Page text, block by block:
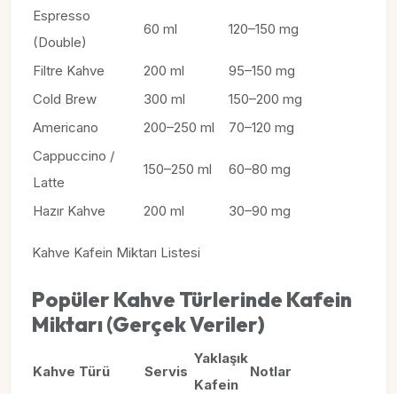
Espresso
(Double)
60 ml 120–150 mg
Filtre Kahve 200 ml
95–150 mg
Cold Brew
300 ml
150–200 mg
Americano
200–250 ml
70–120 mg
Cappuccino /
Latte
150–250 ml 60–80 mg
Hazır Kahve 200 ml 30–90 mg
Kahve Kafein Miktarı Listesi
Popüler Kahve Türlerinde Kafein
Miktarı (Gerçek Veriler)
Kahve Türü Servis
Yaklaşık
Kafein
Notlar